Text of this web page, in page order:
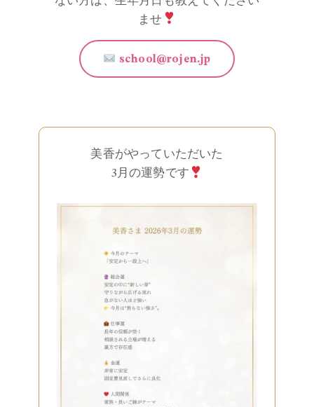
ませ
school@rojen.jp
美香がやっていただいた
3月の運勢です